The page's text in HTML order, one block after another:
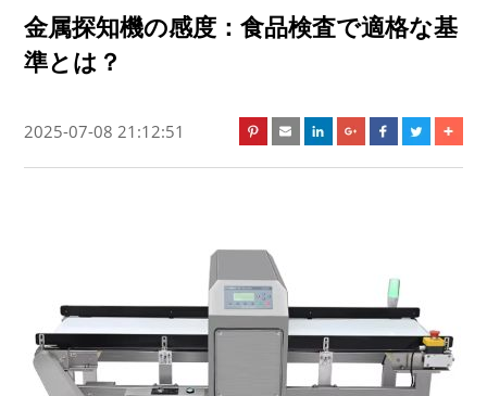
金属探知機の感度：食品検査で適格な基
準とは？
2025-07-08 21:12:51